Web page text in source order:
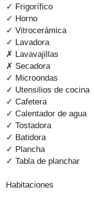
✓ Frigorífico
✓ Horno
✓ Vitrocerámica
✓ Lavadora
✗ Lavavajillas
✗ Secadora
✓ Microondas
✓ Utensilios de cocina
✓ Cafetera
✓ Calentador de agua
✓ Tostadora
✓ Batidora
✓ Plancha
✓ Tabla de planchar
Habitaciones